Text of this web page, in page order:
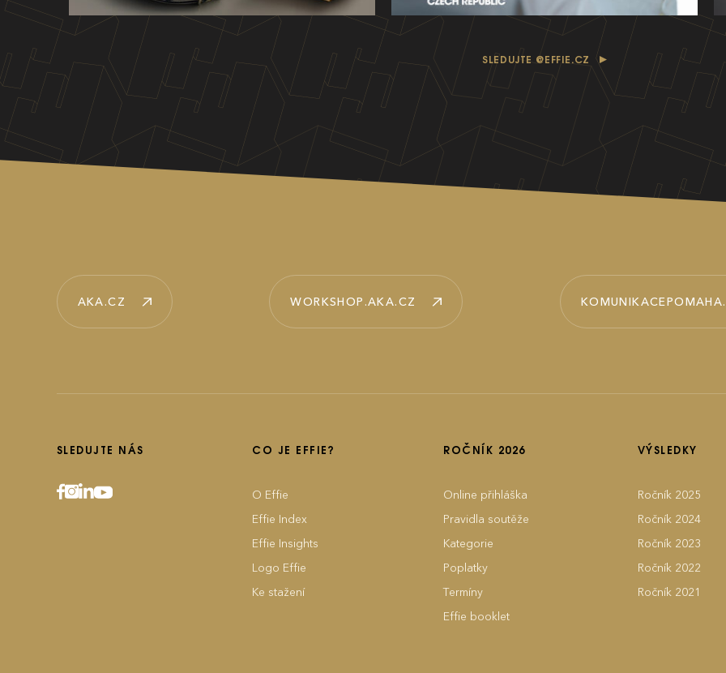
SLEDUJTE @EFFIE.CZ
AKA.CZ WORKSHOP.AKA.CZ
SLEDUJTE NÁS CO JE EFFIE?
O Effie
Effie Index
Effie Insights
Logo Effie
Ke stažení
ROČNÍK 2026
Online přihláška
Pravidla soutěže
Kategorie
Poplatky
Termíny
Effie booklet
VÝSLEDKY
Ročník 2025
Ročník 2024
Ročník 2023
Ročník 2022
Ročník 2021